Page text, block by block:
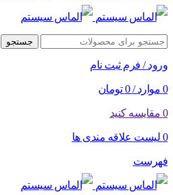
جستجو
ورود / فرم ثبت نام
0 موارد /
0 تومان
0 مقایسه کنید
0 لیست علاقه مندی ها
فهرست